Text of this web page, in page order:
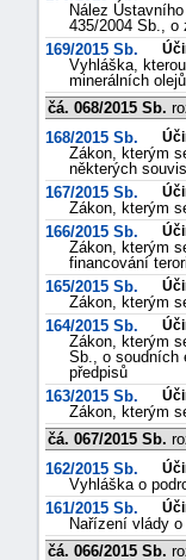
Nález
435/2004 Sb., o
169/2015 Sb.
Vyhláška,
minerálních
čá. 068/2015 Sb.
168/2015 Sb.
Zákon, kterým
některých
167/2015 Sb.
Zákon, kterým
166/2015 Sb.
Zákon, kterým
financování
165/2015 Sb.
Zákon, kterým
164/2015 Sb.
Zákon, kterým
Sb., o soudních
předpisů
163/2015 Sb.
Zákon, kterým
čá. 067/2015 Sb.
162/2015 Sb.
Vyhláška o
161/2015 Sb.
Nařízení vlády
čá. 066/2015 Sb.